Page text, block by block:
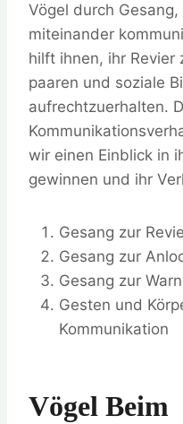
Vögel durch
miteinander
hilft ihnen, ihr Revier
paaren und soziale
aufrechtzuerhalten.
wir einen Einblick in
gewinnen und ihr
Gesang zur
Gesang zur
Gesang zur
Gesten und
Kommunikation
Vögel Beim